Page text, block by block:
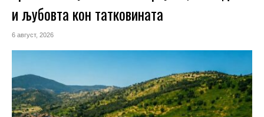
и љубовта кон татковината
6 август, 2026